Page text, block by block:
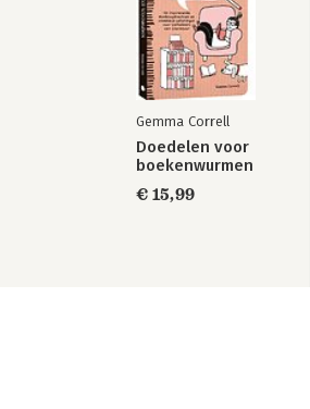
Gemma Correll
Doedelen voor
boekenwurmen
€ 15,99